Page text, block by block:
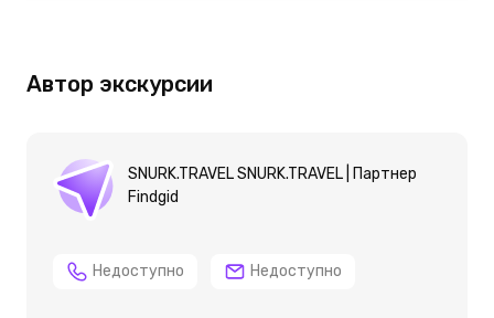
Автор экскурсии
SNURK.TRAVEL SNURK.TRAVEL | Партнер
Findgid
Недоступно Недоступно